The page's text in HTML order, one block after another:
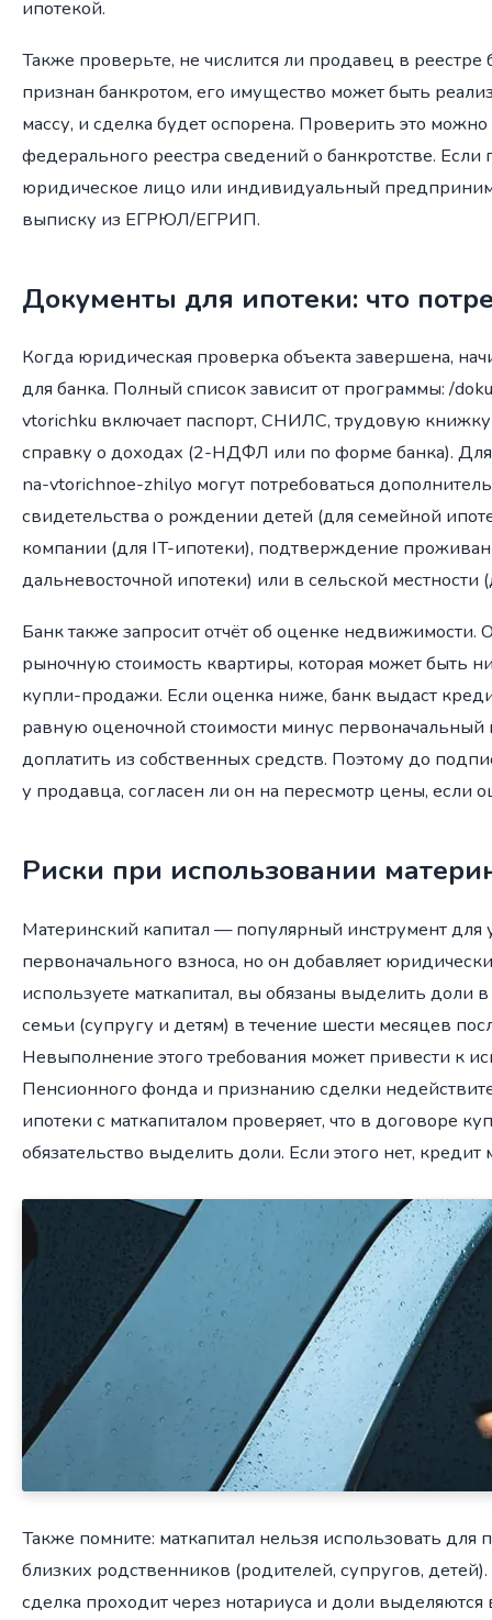
ипотекой.
Также проверьте, не числится ли продавец в реестре
признан банкротом, его имущество может быть
массу, и сделка будет оспорена. Проверить это
федерального реестра сведений о банкротстве.
юридическое лицо или индивидуальный
выписку из ЕГРЮЛ/ЕГРИП.
Документы для ипотеки: что
Когда юридическая проверка объекта завершена,
для банка. Полный список зависит от программы: /
vtorichku включает паспорт, СНИЛС, трудовую
справку о доходах (2-НДФЛ или по форме банка).
na-vtorichnoe-zhilyo могут потребоваться
свидетельства о рождении детей (для семейной
компании (для IT-ипотеки), подтверждение
дальневосточной ипотеки) или в сельской местности
Банк также запросит отчёт об оценке
рыночную стоимость квартиры, которая может быть
купли-продажи. Если оценка ниже, банк выдаст
равную оценочной стоимости минус первоначальный
доплатить из собственных средств. Поэтому до
у продавца, согласен ли он на пересмотр цены, если
Риски при использовании
Материнский капитал — популярный инструмент для
первоначального взноса, но он добавляет
используете маткапитал, вы обязаны выделить доли
семьи (супругу и детям) в течение шести месяцев
Невыполнение этого требования может привести к
Пенсионного фонда и признанию сделки
ипотеки с маткапиталом проверяет, что в договоре
обязательство выделить доли. Если этого нет, кредит
Также помните: маткапитал нельзя использовать для
близких родственников (родителей, супругов,
сделка проходит через нотариуса и доли